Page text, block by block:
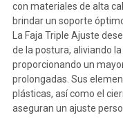
con materiales de alta
brindar un soporte
La Faja Triple Ajuste
de la postura, aliviando
proporcionando un
prolongadas. Sus
plásticas, así como el
aseguran un ajuste